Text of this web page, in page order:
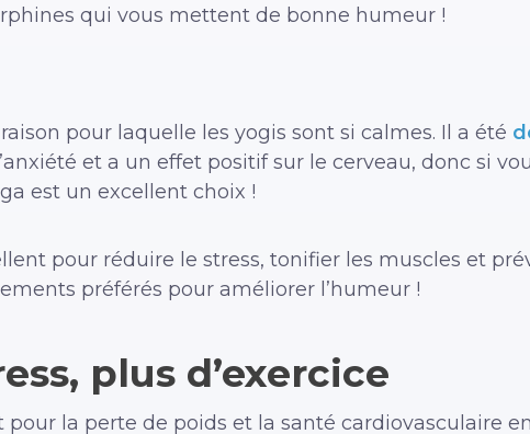
qui vous mettent de bonne humeur !
pour laquelle les yogis sont si calmes. Il a été
et a un effet positif sur le cerveau, donc si
est un excellent choix !
pour réduire le stress, tonifier les muscles et
préférés pour améliorer l’humeur !
plus d’exercice
pour la perte de poids et la santé cardiovasculaire